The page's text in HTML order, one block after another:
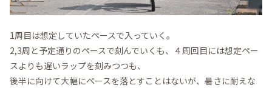
1周目は想定していたペースで入っていく。
2,3周と予定通りのペースで刻んでいくも、４周回目には想定ペー
スよりも遅いラップを刻みつつも、
後半に向けて大幅にペースを落とすことはないが、暑さに耐えな